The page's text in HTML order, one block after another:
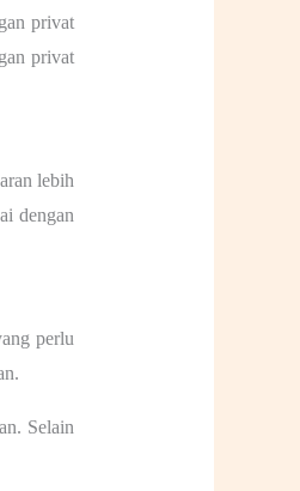
privat
privat
lebih
dengan
perlu
Selain